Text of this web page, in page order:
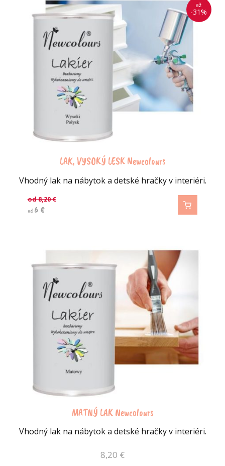
až
-31%
LAK, VYSOKÝ LESK Newcolours
Vhodný lak na nábytok a detské hračky v interiéri.
od8,20€
od 6 €
MATNÝ LAK Newcolours
Vhodný lak na nábytok a detské hračky v interiéri.
8,20 €